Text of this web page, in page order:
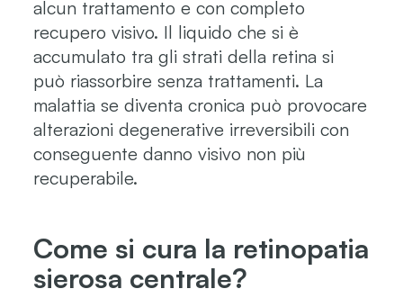
alcun trattamento e con completo
recupero visivo. Il liquido che si è
accumulato tra gli strati della retina si
può riassorbire senza trattamenti. La
malattia se diventa cronica può provocare
alterazioni degenerative irreversibili con
conseguente danno visivo non più
recuperabile.
Come si cura la retinopatia
sierosa centrale?